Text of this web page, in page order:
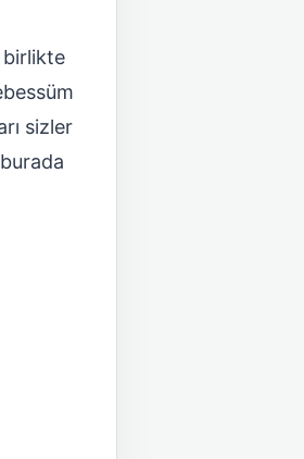
birlikte
sizler